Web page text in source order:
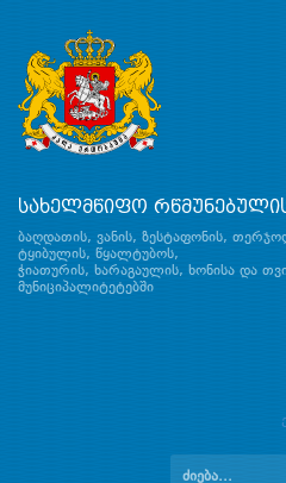
სახელმწიფო
ბაღდათის, ვანის, ზესტაფონის,
ტყიბულის, წყალტუბოს,
ჭიათურის, ხარაგაულის, ხონისა და
მუნიციპალიტეტებში